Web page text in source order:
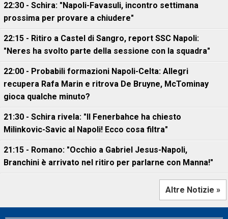
22:30 - Schira: "Napoli-Favasuli, incontro settimana
prossima per provare a chiudere"
22:15 - Ritiro a Castel di Sangro, report SSC Napoli:
"Neres ha svolto parte della sessione con la squadra"
22:00 - Probabili formazioni Napoli-Celta: Allegri
recupera Rafa Marin e ritrova De Bruyne, McTominay
gioca qualche minuto?
21:30 - Schira rivela: "Il Fenerbahce ha chiesto
Milinkovic-Savic al Napoli! Ecco cosa filtra"
21:15 - Romano: "Occhio a Gabriel Jesus-Napoli,
Branchini è arrivato nel ritiro per parlarne con Manna!"
Altre Notizie »